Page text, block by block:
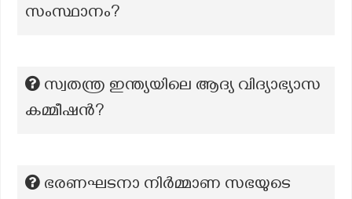
സംസ്ഥാനം?
സ്വതന്ത്ര ഇന്ത്യയിലെ ആദ്യ വിദ്യാഭ്യാസ
കമ്മീഷൻ?
ഭരണഘടനാ നിർമ്മാണ സഭയുടെ